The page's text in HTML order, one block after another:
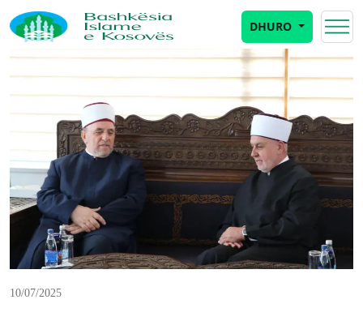
DHURO
10/07/2025